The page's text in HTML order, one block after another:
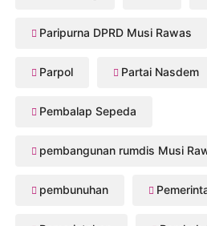
Paripurna DPRD Musi Rawas
Parpol Partai Nasdem
Pembalap Sepeda
pembangunan rumdis Musi
pembunuhan